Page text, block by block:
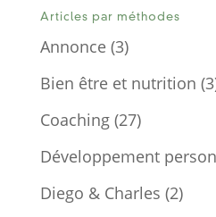
Articles par méthodes
Annonce(3)
Bien être et nutrition
Coaching(27)
Développement
Diego & Charles (2)